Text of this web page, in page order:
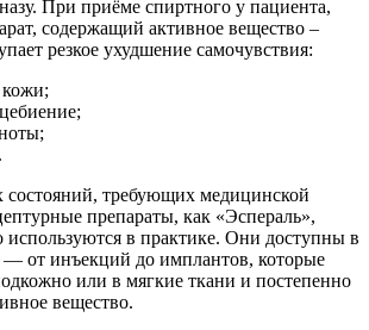
При приёме спиртного у пациента,
содержащий активное вещество –
резкое ухудшение самочувствия:
кожи;
состояний, требующих медицинской
препараты, как «Эспераль»,
используются в практике. Они доступны в
от инъекций до имплантов, которые
или в мягкие ткани и постепенно
вещество.